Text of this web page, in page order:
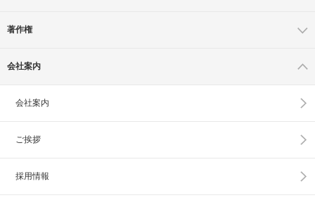
著作権
会社案内
会社案内
ご挨拶
採用情報